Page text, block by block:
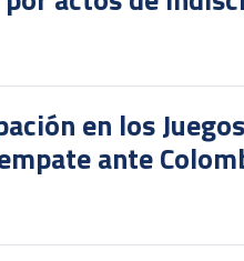
en los Juegos
ante